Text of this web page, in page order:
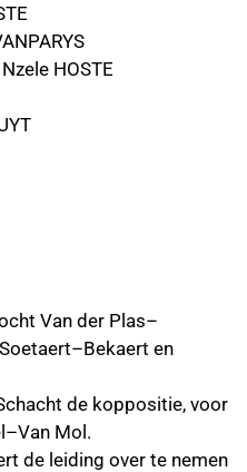
HOSTE
Van der Plas–
en
de koppositie, voor
Mol.
de leiding over te nemen